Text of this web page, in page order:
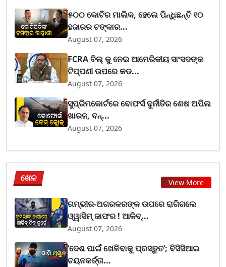
୫୦୦ କୋଟିର ମାଲିକ, ହେଲେ ପିନ୍ଧିଛନ୍ତି ୧୦
ହଜାରର ଟଙ୍କାର...
August 07, 2026
FCRA ବିଲ୍ କୁ ନେଇ ଆମେରିକୀୟ ସାଂସଦଙ୍କ
ଟିପ୍ପଣୀ ଉପରେ କଡ...
August 07, 2026
ସୁପ୍ରିମକୋର୍ଟରେ ବୋଫର୍ସ ଦୁର୍ନୀତିର ଶେଷ ଅପିଲ
ଖାରଜ, ବନ୍...
August 07, 2026
ଖେଳ View More
ଗମ୍ଭୀର-ଅଗରକରଙ୍କ ଉପରେ ରାଗିଗଲେ
ଓ୍ୱାସିମ୍ ଜାଫର ! ଆକିବ୍...
August 07, 2026
‘ଦେଶ ପାଇଁ ଖେଳିବାକୁ ପ୍ରସ୍ତୁତ’; ବିସିସିଆଇ
ଚୟନକର୍ତ୍ତା...